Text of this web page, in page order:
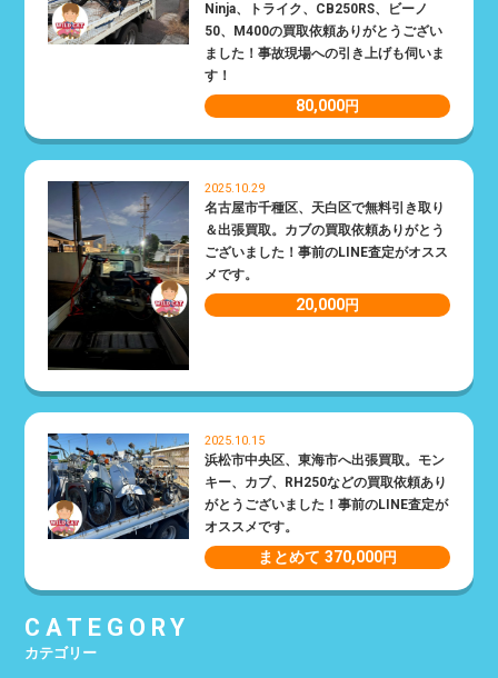
Ninja、トライク、CB250RS、ビーノ
50、M400の買取依頼ありがとうござい
ました！事故現場への引き上げも伺いま
す！
80,000円
2025.10.29
名古屋市千種区、天白区で無料引き取り
＆出張買取。カブの買取依頼ありがとう
ございました！事前のLINE査定がオスス
メです。
20,000円
2025.10.15
浜松市中央区、東海市へ出張買取。モン
キー、カブ、RH250などの買取依頼あり
がとうございました！事前のLINE査定が
オススメです。
まとめて 370,000円
CATEGORY
カテゴリー